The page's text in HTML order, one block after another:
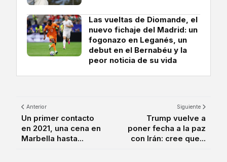
Las vueltas de Diomande, el
nuevo fichaje del Madrid: un
fogonazo en Leganés, un
debut en el Bernabéu y la
peor noticia de su vida
Anterior
Un primer contacto
en 2021, una cena en
Marbella hasta...
Siguiente
Trump vuelve a
poner fecha a la paz
con Irán: cree que...